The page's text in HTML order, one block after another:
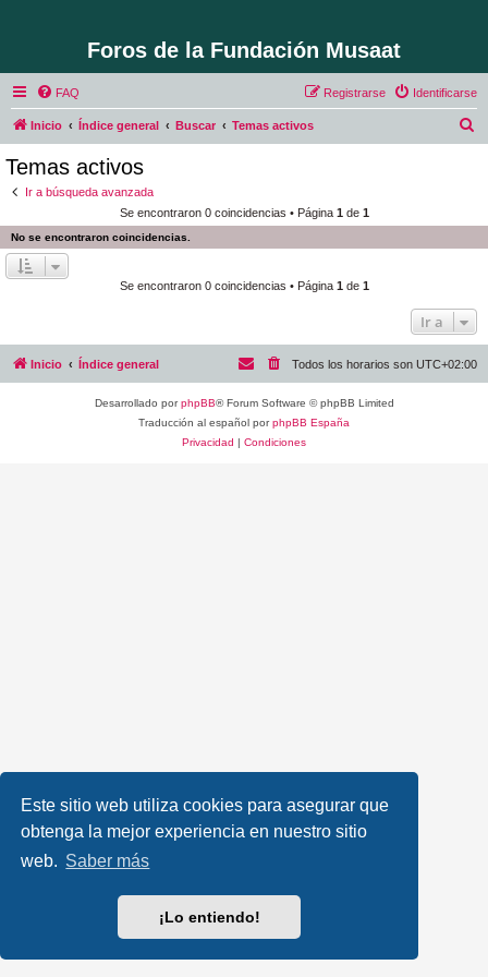
Este sitio web utiliza cookies para asegurar que
obtenga la mejor experiencia en nuestro sitio
web. Saber más
¡Lo entiendo!
Foros de la Fundación Musaat
FAQ Identificarse
Registrarse
Inicio Índice general Buscar Temas activos
a
Temas activos
Ir a búsqueda avanzada
Se encontraron 0 coincidencias • Página 1 de 1
No se encontraron coincidencias.
Se encontraron 0 coincidencias • Página 1 de 1
Ir a
Inicio Índice general Todos los horarios son UTC+02:00
Desarrollado porphpBB® Forum Software © phpBB Limited
Traducción al español porphpBB España
Privacidad | Condiciones